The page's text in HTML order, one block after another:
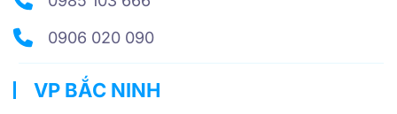
0906 020 090
VP BẮC NINH